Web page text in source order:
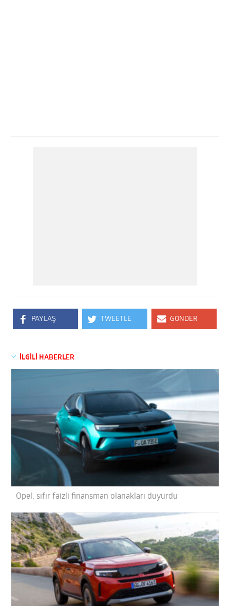
PAYLAŞ TWEETLE GÖNDER
İLGİLİ HABERLER
Opel, sıfır faizli finansman olanakları duyurdu